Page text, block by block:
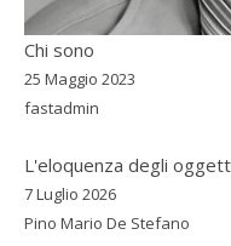
Chi sono
25 Maggio 2023
fastadmin
L'eloquenza degli
7 Luglio 2026
Pino Mario De Stefano